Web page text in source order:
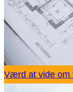
Værd at vide